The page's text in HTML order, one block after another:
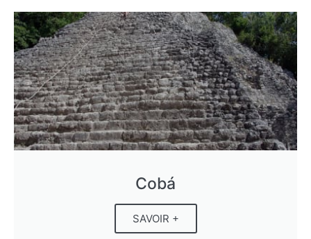
Cobá​
SAVOIR +